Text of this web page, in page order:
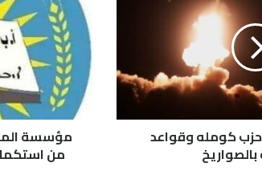
كومله وقواعد
في
الإدارة
الذاتية
تقترب
من
استكمال
تحديث
المناهج
التعليمية
مؤسسة
من